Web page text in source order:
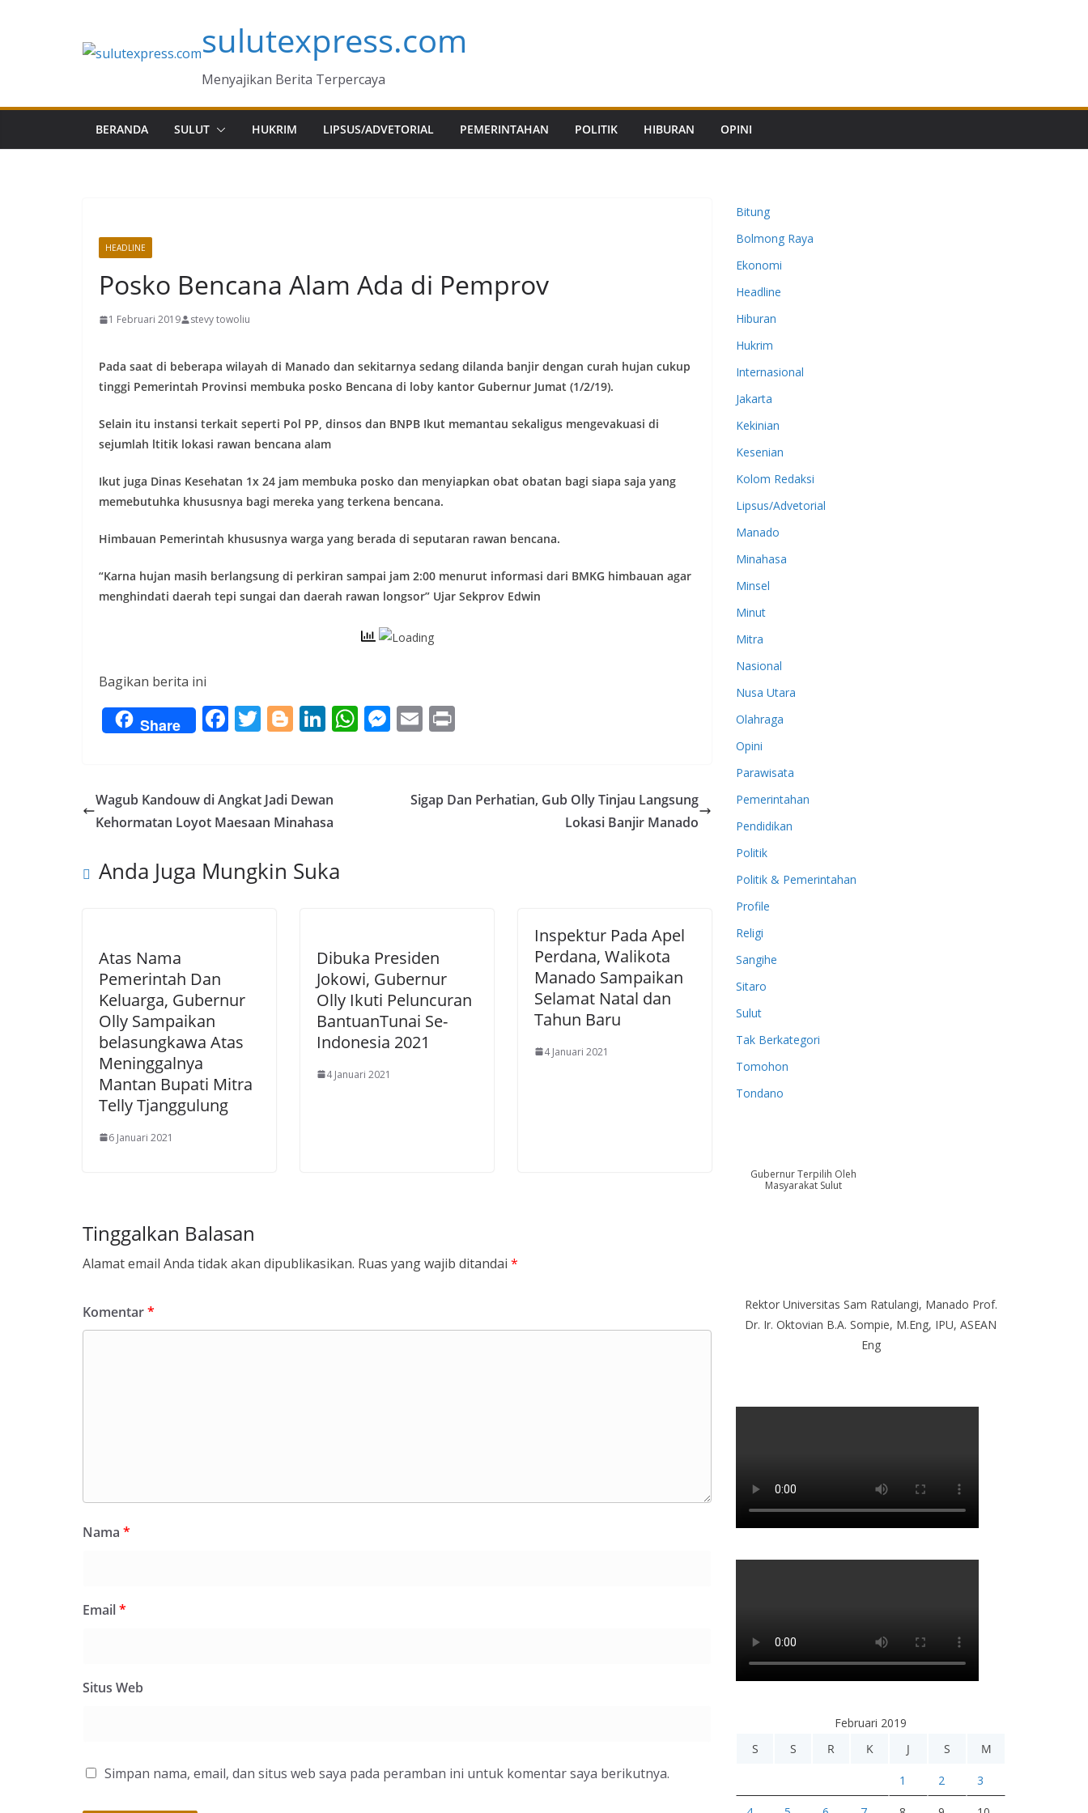
sulutexpress.com
Menyajikan Berita Terpercaya
BERANDA SULUT HUKRIM LIPSUS/ADVETORIAL PEMERINTAHAN POLITIK HIBURAN OPINI
HEADLINE
Posko Bencana Alam Ada di Pemprov
1 Februari 2019 stevy towoliu
Pada saat di beberapa wilayah di Manado dan sekitarnya sedang dilanda banjir dengan curah hujan cukup
tinggi Pemerintah Provinsi membuka posko Bencana di loby kantor Gubernur Jumat (1/2/19).
Selain itu instansi terkait seperti Pol PP, dinsos dan BNPB Ikut memantau sekaligus mengevakuasi di
sejumlah ltitik lokasi rawan bencana alam
Ikut juga Dinas Kesehatan 1x 24 jam membuka posko dan menyiapkan obat obatan bagi siapa saja yang
memebutuhka khususnya bagi mereka yang terkena bencana.
Himbauan Pemerintah khususnya warga yang berada di seputaran rawan bencana.
“Karna hujan masih berlangsung di perkiran sampai jam 2:00 menurut informasi dari BMKG himbauan agar
menghindati daerah tepi sungai dan daerah rawan longsor” Ujar Sekprov Edwin
Bagikan berita ini
Share F
ac
b
o
k
T
w
er
Bl
o
g
er
Li
n
e
dI
W
h
M
e
E
m
l
Wagub Kandouw di Angkat Jadi Dewan
Kehormatan Loyot Maesaan Minahasa
Sigap Dan Perhatian, Gub Olly Tinjau Langsung
Lokasi Banjir Manado
Anda Juga Mungkin Suka
Atas Nama
Pemerintah Dan
Keluarga, Gubernur
Olly Sampaikan
belasungkawa Atas
Meninggalnya
Mantan Bupati Mitra
Telly Tjanggulung
6 Januari 2021
Dibuka Presiden
Jokowi, Gubernur
Olly Ikuti Peluncuran
BantuanTunai Se-
Indonesia 2021
4 Januari 2021
Inspektur Pada Apel
Perdana, Walikota
Manado Sampaikan
Selamat Natal dan
Tahun Baru
4 Januari 2021
Tinggalkan Balasan
Alamat email Anda tidak akan dipublikasikan. Ruas yang wajib ditandai *
Komentar*
Nama *
Email*
Situs Web
Simpan nama, email, dan situs web saya pada peramban ini untuk komentar saya berikutnya.
Bitung
Bolmong Raya
Ekonomi
Headline
Hiburan
Hukrim
Internasional
Jakarta
Kekinian
Kesenian
Kolom Redaksi
Lipsus/Advetorial
Manado
Minahasa
Minsel
Minut
Mitra
Nasional
Nusa Utara
Olahraga
Opini
Parawisata
Pemerintahan
Pendidikan
Politik
Politik & Pemerintahan
Profile
Religi
Sangihe
Sitaro
Sulut
Tak Berkategori
Tomohon
Tondano
Gubernur Terpilih Oleh
Masyarakat Sulut
Rektor Universitas Sam Ratulangi, Manado Prof.
Dr. Ir. Oktovian B.A. Sompie, M.Eng, IPU, ASEAN
Eng
Februari 2019
S
S R K J S M
1 2 3